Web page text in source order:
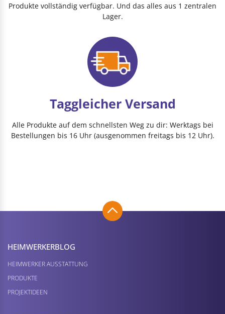
Produkte vollständig verfügbar. Und das alles aus 1 zentralen
Lager.
Taggleicher Versand
Alle Produkte auf dem schnellsten Weg zu dir: Werktags bei
Bestellungen bis 16 Uhr (ausgenommen freitags bis 12 Uhr).
HEIMWERKER­BLOG
HEIMWERKER AUSSTATTUNG
PRODUKTE
PROJEKTIDEEN